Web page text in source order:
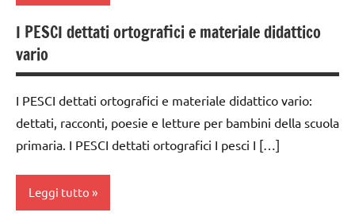
ARTICOLI
animali
dettati
ortografici
animali
PER ETA'
TUTTI GLI
classe
1a
2a
6
anni
LINGUAGGIO
I PESCI dettati ortografici e materiale didattico
vario
I PESCI dettati ortografici e materiale didattico vario:
dettati, racconti, poesie e letture per bambini della scuola
primaria. I PESCI dettati ortografici I pesci I […]
Leggi tutto